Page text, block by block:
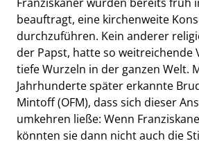
beauftragt, eine kirchenweite
durchzuführen. Kein anderer
der Papst, hatte so weitreichende
tiefe Wurzeln in der ganzen Welt.
Jahrhunderte später erkannte
Mintoff (OFM), dass sich dieser
umkehren ließe: Wenn
könnten sie dann nicht auch die